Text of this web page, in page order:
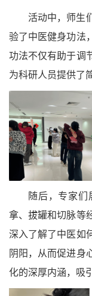
活动中，师生
验了中医健身功法
功法不仅有助于调
为科研人员提供了
随后，专家们
拿、拔罐和切脉等
深入了解了中医如
阴阳，从而促进身
化的深厚内涵，吸